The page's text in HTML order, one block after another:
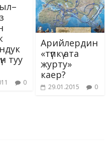
туу
0
Арийлердин
«түпкү ата
журту»
каер?
29.01.2015 0